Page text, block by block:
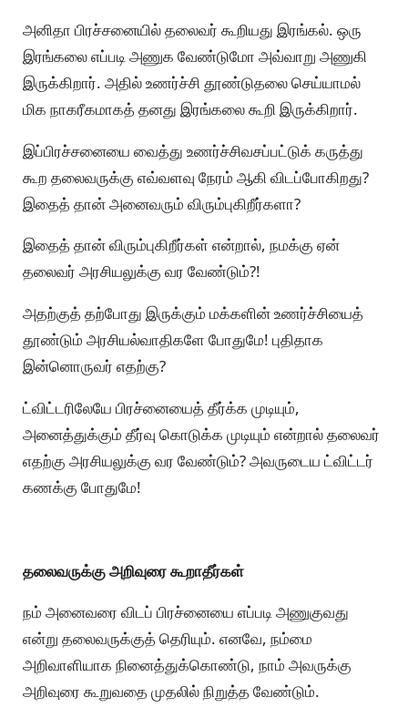
அனிதா பிரச்சனையில் தலைவர் கூறியது இரங்கல். ஒரு
இரங்கலை எப்படி அணுக வேண்டுமோ அவ்வாறு அணுகி
இருக்கிறார். அதில் உணர்ச்சி தூண்டுதலை செய்யாமல்
மிக நாகரீகமாகத் தனது இரங்கலை கூறி இருக்கிறார்.
இப்பிரச்சனையை வைத்து உணர்ச்சிவசப்பட்டுக் கருத்து
கூற தலைவருக்கு எவ்வளவு நேரம் ஆகி விடப்போகிறது?
இதைத் தான் அனைவரும் விரும்புகிறீர்களா?
இதைத் தான் விரும்புகிறீர்கள் என்றால், நமக்கு ஏன்
தலைவர் அரசியலுக்கு வர வேண்டும்?!
அதற்குத் தற்போது இருக்கும் மக்களின் உணர்ச்சியைத்
தூண்டும் அரசியல்வாதிகளே போதுமே! புதிதாக
இன்னொருவர் எதற்கு?
ட்விட்டரிலேயே பிரச்னையைத் தீர்க்க முடியும்,
அனைத்துக்கும் தீர்வு கொடுக்க முடியும் என்றால் தலைவர்
எதற்கு அரசியலுக்கு வர வேண்டும்? அவருடைய ட்விட்டர்
கணக்கு போதுமே!
தலைவருக்கு அறிவுரை கூறாதீர்கள்
நம் அனைவரை விடப் பிரச்னையை எப்படி அணுகுவது
என்று தலைவருக்குத் தெரியும். எனவே, நம்மை
அறிவாளியாக நினைத்துக்கொண்டு, நாம் அவருக்கு
அறிவுரை கூறுவதை முதலில் நிறுத்த வேண்டும்.